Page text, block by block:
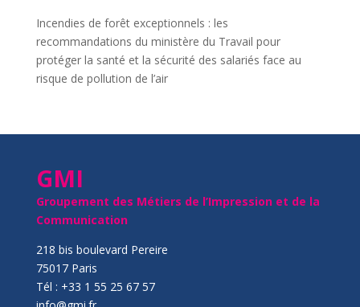
Incendies de forêt exceptionnels : les
recommandations du ministère du Travail pour
protéger la santé et la sécurité des salariés face au
risque de pollution de l’air
GMI
Groupement des Métiers de l’Impression et de la
Communication
218 bis boulevard Pereire
75017 Paris
Tél : +33 1 55 25 67 57